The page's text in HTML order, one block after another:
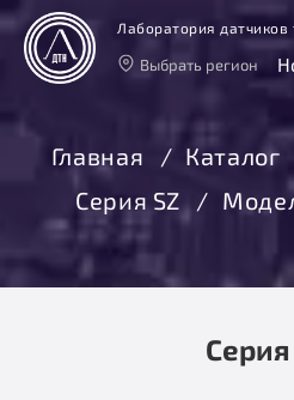
Лаборатория
Выбрать регион
Москва
Санкт-
Екатеринбург
Новосибирск
Главная Каталог
Серия SZ
Серия